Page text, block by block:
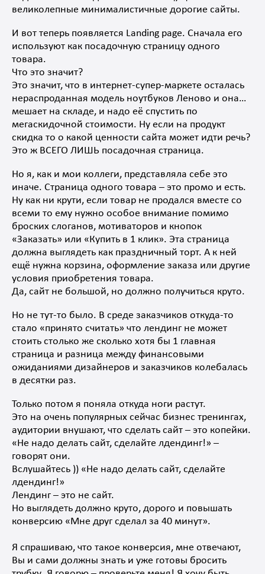
великолепные минималистичные дорогие сайты.
И вот теперь появляется Landing page. Сначала его
используют как посадочную страницу одного
товара.
Что это значит?
Это значит, что в интернет-супер-маркете осталась
нераспроданная модель ноутбуков Леново и она…
мешает на складе, и надо её спустить по
мегаскидочной стоимости. Ну если на продукт
скидка то о какой ценности сайта может идти речь?
Это ж ВСЕГО ЛИШЬ посадочная страница.
Но я, как и мои коллеги, представляла себе это
иначе. Страница одного товара – это промо и есть.
Ну как ни крути, если товар не продался вместе со
всеми то ему нужно особое внимание помимо
броских слоганов, мотиваторов и кнопок
«Заказать» или «Купить в 1 клик». Эта страница
должна выглядеть как праздничный торт. А к ней
ещё нужна корзина, оформление заказа или другие
условия приобретения товара.
Да, сайт не большой, но должно получиться круто.
Но не тут-то было. В среде заказчиков откуда-то
стало «принято считать» что лендинг не может
стоить столько же сколько хотя бы 1 главная
страница и разница между финансовыми
ожиданиями дизайнеров и заказчиков колебалась
в десятки раз.
Только потом я поняла откуда ноги растут.
Это на очень популярных сейчас бизнес тренингах,
аудитории внушают, что сделать сайт – это копейки.
«Не надо делать сайт, сделайте лдендинг!» –
говорят они.
Вслушайтесь )) «Не надо делать сайт, сделайте
лдендинг!»
Лендинг – это не сайт.
Но выглядеть должно круто, дорого и повышать
конверсию «Мне друг сделал за 40 минут».
Я спрашиваю, что такое конверсия, мне отвечают,
Вы и сами должны знать и уже готовы бросить